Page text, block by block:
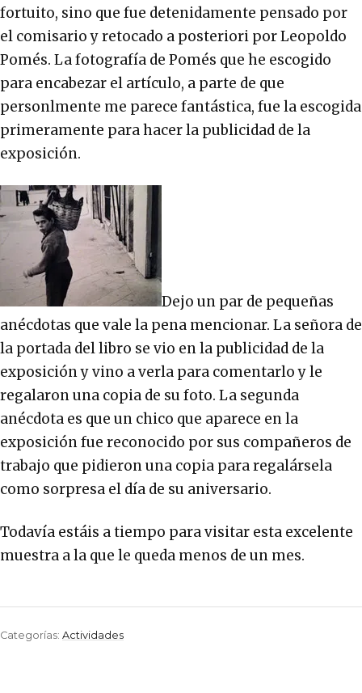
fortuito, sino que fue detenidamente pensado por
el comisario y retocado a posteriori por Leopoldo
Pomés. La fotografía de Pomés que he escogido
para encabezar el artículo, a parte de que
personlmente me parece fantástica, fue la escogida
primeramente para hacer la publicidad de la
exposición.
Dejo un par de pequeñas
anécdotas que vale la pena mencionar. La señora de
la portada del libro se vio en la publicidad de la
exposición y vino a verla para comentarlo y le
regalaron una copia de su foto. La segunda
anécdota es que un chico que aparece en la
exposición fue reconocido por sus compañeros de
trabajo que pidieron una copia para regalársela
como sorpresa el día de su aniversario.
Todavía estáis a tiempo para visitar esta excelente
muestra a la que le queda menos de un mes.
Categorías: Actividades